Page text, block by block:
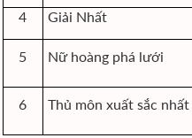
4
Giải Nhất
5 Nữ hoàng phá lưới
6 Thủ môn xuất sắc nhất